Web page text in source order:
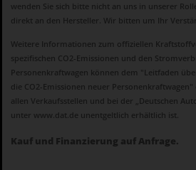
wenden Sie sich bitte nicht an uns in unserer
direkt an den Hersteller. Wir bitten um Ihr
Weitere Informationen zum offiziellen
spezifischen CO2-Emissionen und den
Personenkraftwagen können dem "Leitfaden
die CO2-Emissionen neuer
allen Verkaufsstellen und bei der „Deutschen
unter www.dat.de unentgeltlich erhältlich ist.
Kauf und Finanzierung auf Anfrage.